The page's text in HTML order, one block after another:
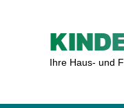
Ihre Haus- und